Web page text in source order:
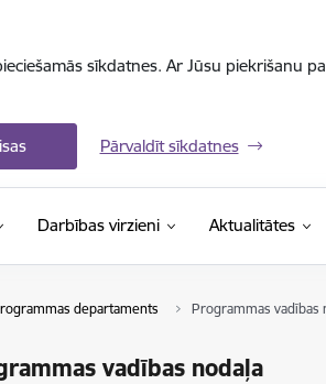
sīkdatnes. Ar Jūsu piekrišanu
Pārvaldīt sīkdatnes
Darbības virzieni Aktualitātes
departaments Programmas vadības
vadības nodaļa